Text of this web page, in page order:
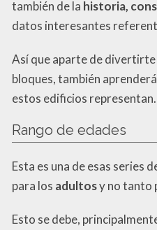
también de la historia,
datos interesantes
Así que aparte de
bloques, también
estos edificios representan.
Rango de edades
Esta es una de esas series
para los adultosy no tanto
Esto se debe,